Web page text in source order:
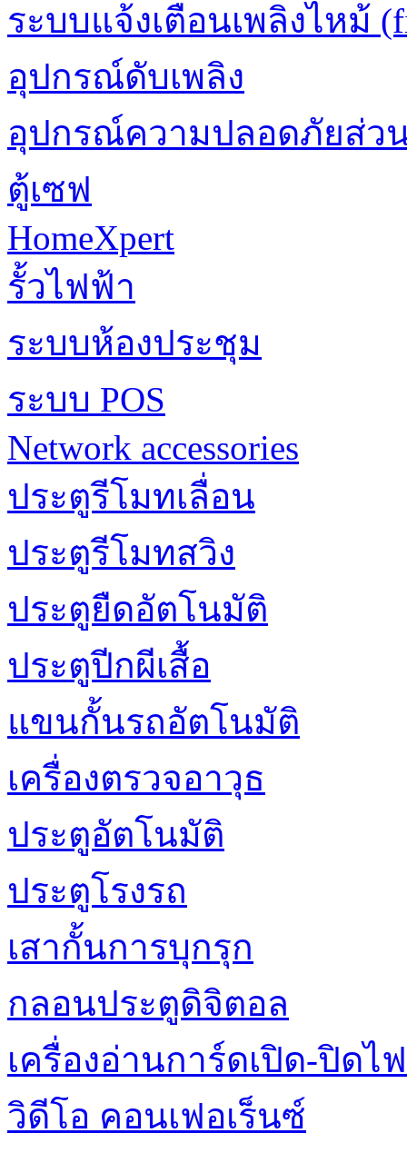
ระบบแจ้งเตือนเพลิงไหม้
อุปกรณ์ดับเพลิง
อุปกรณ์ความปลอดภัยส่ว
ตู้เซฟ
HomeXpert
รั้วไฟฟ้า
ระบบห้องประชุม
ระบบ POS
Network accessories
ประตูรีโมทเลื่อน
ประตูรีโมทสวิง
ประตูยืดอัตโนมัติ
ประตูปีกผีเสื้อ
แขนกั้นรถอัตโนมัติ
เครื่องตรวจอาวุธ
ประตูอัตโนมัติ
ประตูโรงรถ
เสากั้นการบุกรุก
กลอนประตูดิจิตอล
เครื่องอ่านการ์ดเปิด-ปิดไฟ
วิดีโอ คอนเฟอเร็นซ์